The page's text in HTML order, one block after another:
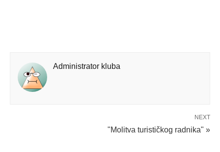
Administrator kluba
NEXT
"Molitva turističkog radnika" »